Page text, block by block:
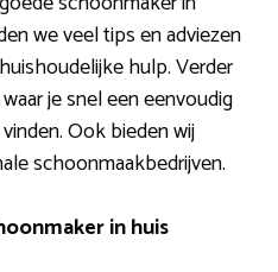
we veel tips en adviezen
hulp. Verder
je snel een eenvoudig
Ook bieden wij
schoonmaakbedrijven.
in huis